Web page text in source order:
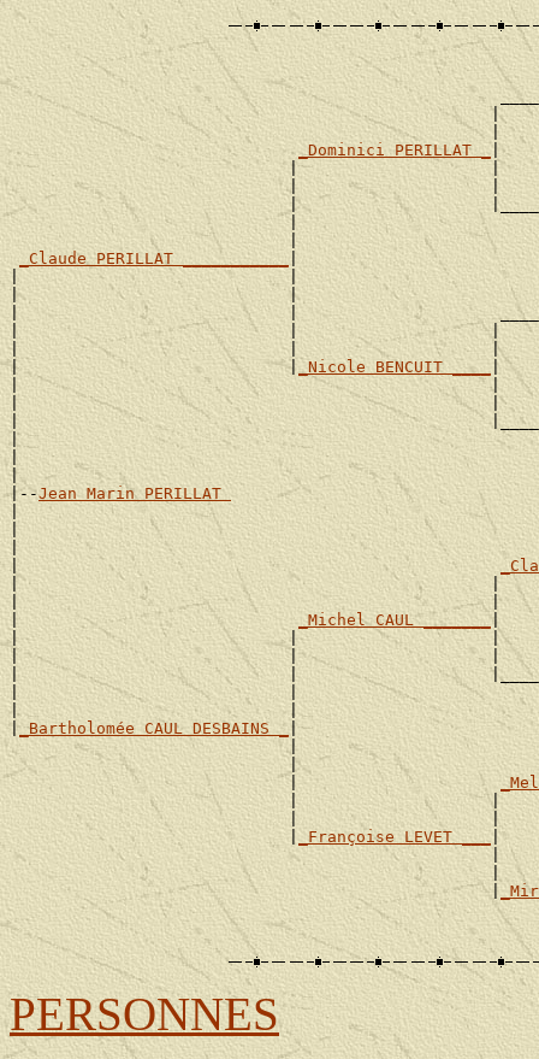
|
|
_Dominici PERILLAT _|
|                    |
|                    |
|
|
|
_Claude PERILLAT ___________
|                            |
|                            |
|                            |
|                            |                    |
|                            |                    |
|                            | _Nicole BENCUIT ____
|
|                                                 |
|                                                 |
|
|
|
|
|--Jean Marin PERILLAT
|
|
|
|                                                 |
|                                                 |
|
_Michel CAUL _______|
|                            |                    |
|                            |                    |
|                            |
|                            |
|                            |
|_Bartholomée CAUL DESBAINS _ |
|
|
                             |
|                    |
|                    |
                             |
_Françoise LEVET ___|
|
|
                                                  |
PERSONNES